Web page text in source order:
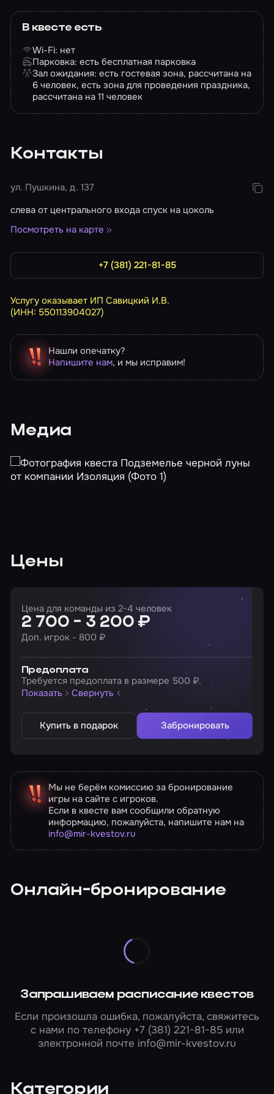
В квесте есть
Wi-Fi: нет
Парковка: есть бесплатная парковка
Зал ожидания: есть гостевая зона, рассчитана на
6 человек, есть зона для проведения праздника,
рассчитана на 11 человек
Контакты
ул. Пушкина, д. 137
слева от центрального входа спуск на цоколь
Посмотреть на карте
+7 (381) 221-81-85
Услугу оказывает ИП Савицкий И.В.
(ИНН: 550113904027)
Нашли опечатку?
Напишите нам, и мы исправим!
Медиа
Цены
Цена для команды из 2-4 человек
2 700 - 3 200 ₽
Доп. игрок - 800 ₽
Предоплата
Требуется предоплата в размере 500 ₽.
Показать
Свернуть
Купить в подарок Забронировать
Мы не берём комиссию за бронирование
игры на сайте с игроков.
Если в квесте вам сообщили обратную
информацию, пожалуйста, напишите нам на
info@mir-kvestov.ru
Онлайн-бронирование
Запрашиваем расписание квестов
Если произошла ошибка, пожалуйста, свяжитесь
с нами по телефону +7 (381) 221-81-85или
электронной почте info@mir-kvestov.ru
Категории